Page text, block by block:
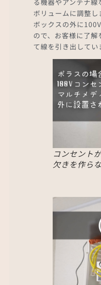
ボリュームに調整し
ボックスの外に
ので、お客様に了
て線を引き出してい
コンセント
欠きを作ら